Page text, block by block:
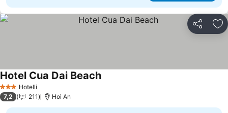
Jaa
3 Tähtiluokitus
Hotelli
Hotel Cua Dai Beach
7,2 211 Hoi An